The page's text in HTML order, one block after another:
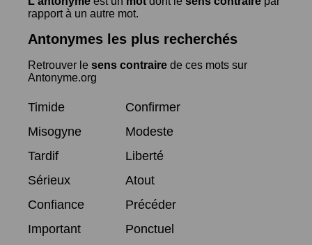
rapport à un autre mot.
Antonymes les plus recherchés
Retrouver le sens contraire de ces mots sur
Antonyme.org
Timide
Confirmer
Misogyne
Modeste
Tardif
Liberté
Sérieux
Atout
Confiance
Précéder
Important
Ponctuel